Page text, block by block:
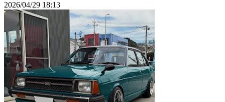
2026/04/29 18:13